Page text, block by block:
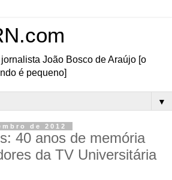
João Bosco de Araújo [o
é pequeno]
▼
de 2012
40 anos de memória
da TV Universitária